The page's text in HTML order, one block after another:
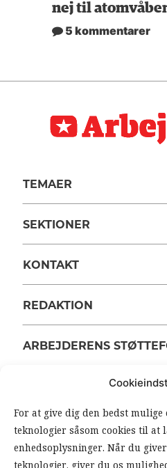
For at give dig den bedst
teknologier såsom cookies til at
enhedsoplysninger. Når du
teknologier, giver du os
nej til
5 kommentarer
TEMAER
SEKTIONER
KONTAKT
REDAKTION
ARBEJDERENS
ANSVARSHAVENDE
OM ARBEJDEREN